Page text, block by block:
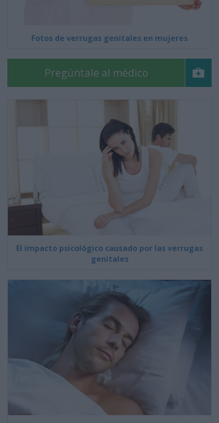
Fotos de verrugas genitales en mujeres
Pregúntale al médico
El impacto psicológico causado por las verrugas
genitales